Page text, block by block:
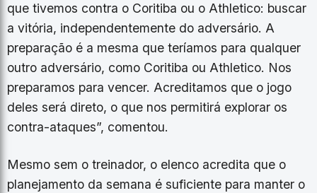
que tivemos contra o Coritiba ou o Athletico: buscar
a vitória, independentemente do adversário. A
preparação é a mesma que teríamos para qualquer
outro adversário, como Coritiba ou Athletico. Nos
preparamos para vencer. Acreditamos que o jogo
deles será direto, o que nos permitirá explorar os
contra-ataques”, comentou.
Mesmo sem o treinador, o elenco acredita que o
planejamento da semana é suficiente para manter o